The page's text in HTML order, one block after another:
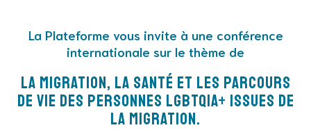
La Plateforme vous invite à une conférence
internationale sur le thème de
la Migration, la santé et les parcours
de vie des personnes LGBTQIA+ ISSUes DE
LA MIGRATION.